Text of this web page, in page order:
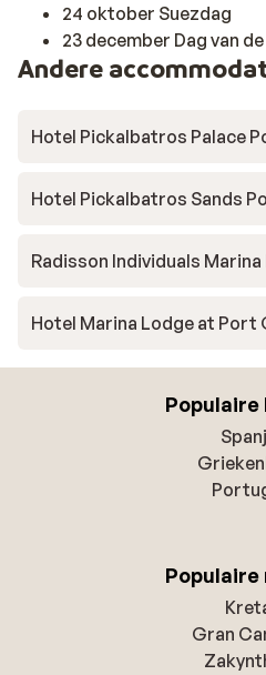
24 oktober Suezdag
23 december Dag van
Andere
Hotel Pickalbatros Palace
Hotel Pickalbatros Sands
Radisson Individuals
Hotel Marina Lodge at Port
Populaire
Gran